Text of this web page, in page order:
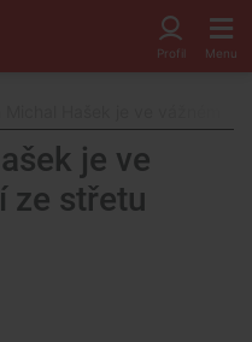
je ve
ze střetu